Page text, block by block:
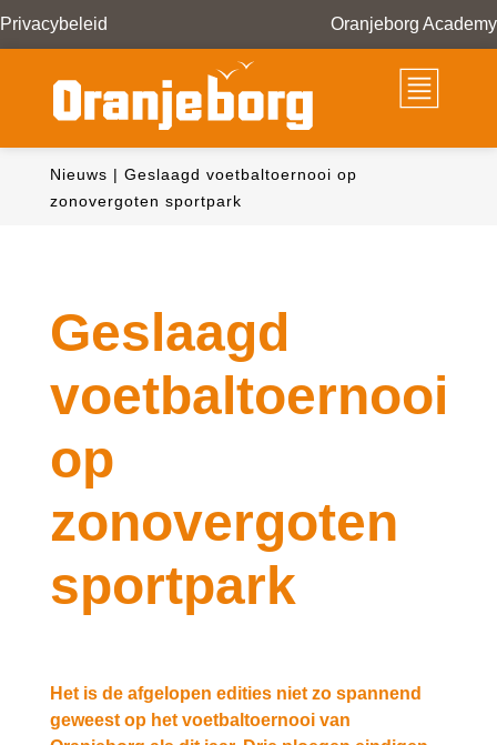
Privacybeleid Oranjeborg Academy
Nieuws | Geslaagd voetbaltoernooi op
zonovergoten sportpark
Geslaagd
voetbaltoernooi
op
zonovergoten
sportpark
Het is de afgelopen edities niet zo spannend
geweest op het voetbaltoernooi van